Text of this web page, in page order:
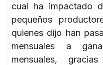
cual ha impactado
pequeños
quienes dijo han
mensuales a
mensuales,